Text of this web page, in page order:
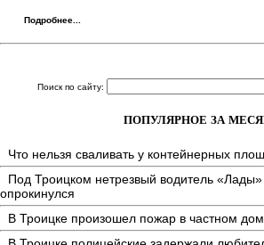
Подробнее...
Поиск по сайту:
ПОПУЛЯРНОЕ ЗА
Что нельзя сваливать у контейнерных
Под Троицком нетрезвый водитель
опрокинулся
В Троицке произошел пожар в частном